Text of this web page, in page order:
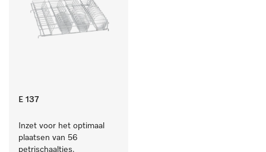
E 137
Inzet voor het optimaal
plaatsen van 56
petrischaaltjes.